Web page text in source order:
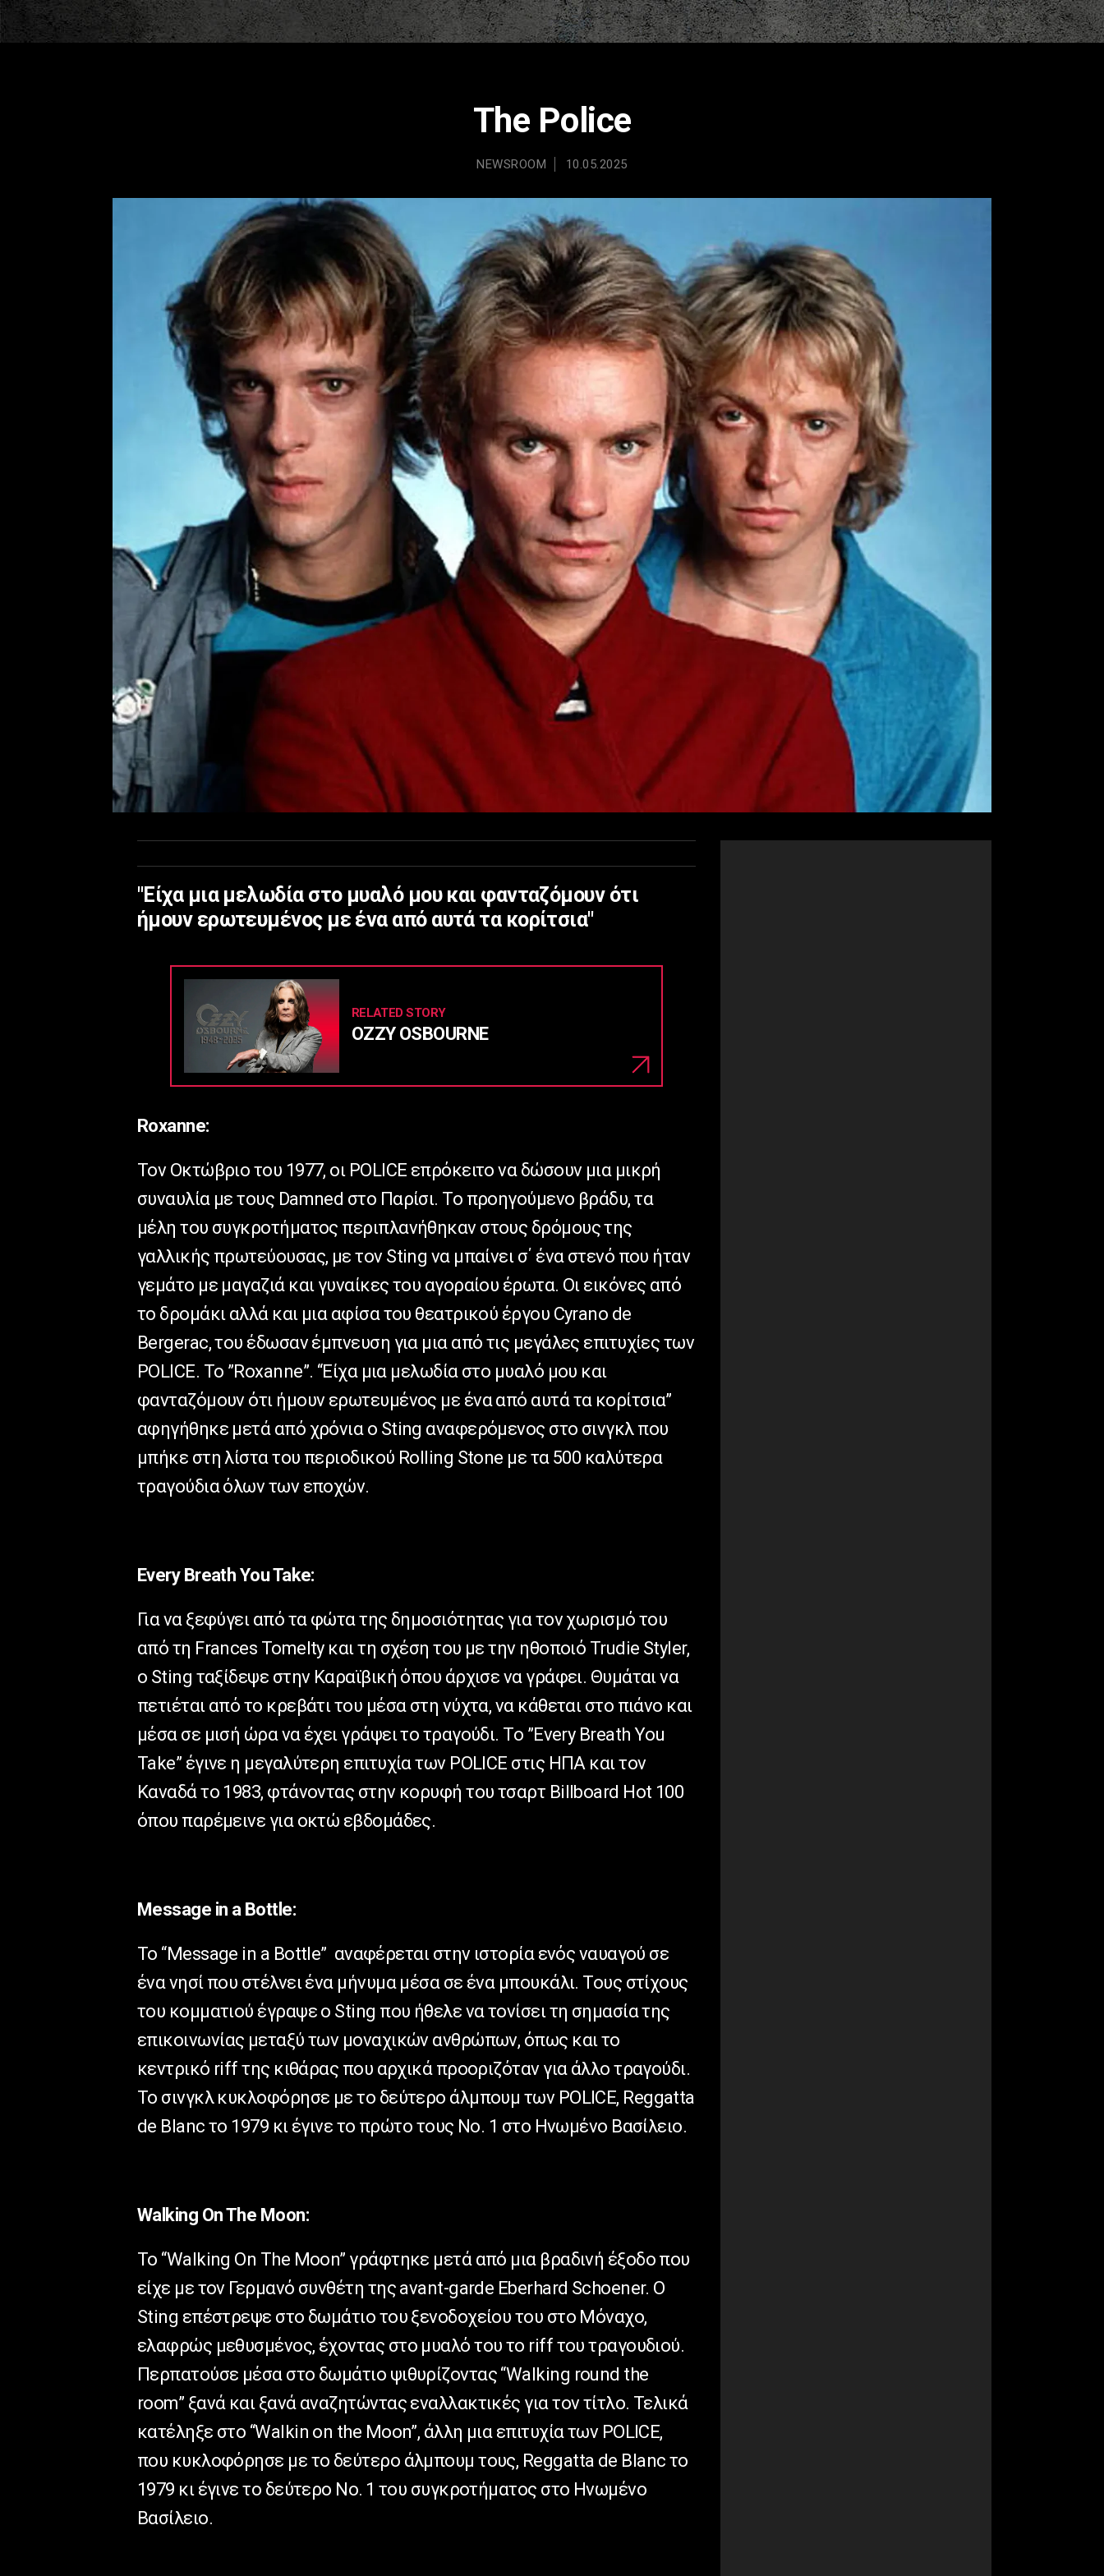
The Police
NEWSROOM 10.05.2025
"Είχα μια μελωδία στο μυαλό μου και φανταζόμουν ότι
ήμουν ερωτευμένος με ένα από αυτά τα κορίτσια"
RELATED STORY
OZZY OSBOURNE
Roxanne:
Τον Οκτώβριο του 1977, οι POLICE επρόκειτο να δώσουν μια μικρή
συναυλία με τους Damned στο Παρίσι. Το προηγούμενο βράδυ, τα
μέλη του συγκροτήματος περιπλανήθηκαν στους δρόμους της
γαλλικής πρωτεύουσας, με τον Sting να μπαίνει σ΄ ένα στενό που ήταν
γεμάτο με μαγαζιά και γυναίκες του αγοραίου έρωτα. Οι εικόνες από
το δρομάκι αλλά και μια αφίσα του θεατρικού έργου Cyrano de
Bergerac, του έδωσαν έμπνευση για μια από τις μεγάλες επιτυχίες των
POLICE. Το ”Roxanne”. “Είχα μια μελωδία στο μυαλό μου και
φανταζόμουν ότι ήμουν ερωτευμένος με ένα από αυτά τα κορίτσια”
αφηγήθηκε μετά από χρόνια ο Sting αναφερόμενος στο σινγκλ που
μπήκε στη λίστα του περιοδικού Rolling Stone με τα 500 καλύτερα
τραγούδια όλων των εποχών.
Every Breath Υou Take:
Για να ξεφύγει από τα φώτα της δημοσιότητας για τον χωρισμό του
από τη Frances Tomelty και τη σχέση του με την ηθοποιό Trudie Styler,
ο Sting ταξίδεψε στην Καραϊβική όπου άρχισε να γράφει. Θυμάται να
πετιέται από το κρεβάτι του μέσα στη νύχτα, να κάθεται στο πιάνο και
μέσα σε μισή ώρα να έχει γράψει το τραγούδι. Το ”Every Breath Υou
Take” έγινε η μεγαλύτερη επιτυχία των POLICE στις ΗΠΑ και τον
Καναδά το 1983, φτάνοντας στην κορυφή του τσαρτ Billboard Hot 100
όπου παρέμεινε για οκτώ εβδομάδες.
Message in a Bottle:
Το “Message in a Bottle” αναφέρεται στην ιστορία ενός ναυαγού σε
ένα νησί που στέλνει ένα μήνυμα μέσα σε ένα μπουκάλι. Τους στίχους
του κομματιού έγραψε ο Sting που ήθελε να τονίσει τη σημασία της
επικοινωνίας μεταξύ των μοναχικών ανθρώπων, όπως και το
κεντρικό riff της κιθάρας που αρχικά προοριζόταν για άλλο τραγούδι.
Το σινγκλ κυκλοφόρησε με το δεύτερο άλμπουμ των POLICE, Reggatta
de Blanc το 1979 κι έγινε το πρώτο τους Νο. 1 στο Ηνωμένο Βασίλειο.
Walking On The Moon:
Το “Walking On The Moon” γράφτηκε μετά από μια βραδινή έξοδο που
είχε με τον Γερμανό συνθέτη της avant-garde Eberhard Schoener. O
Sting επέστρεψε στο δωμάτιο του ξενοδοχείου του στο Μόναχο,
ελαφρώς μεθυσμένος, έχοντας στο μυαλό του το riff του τραγουδιού.
Περπατούσε μέσα στο δωμάτιο ψιθυρίζοντας “Walking round the
room” ξανά και ξανά αναζητώντας εναλλακτικές για τον τίτλο. Τελικά
κατέληξε στο “Walkin on the Moon”, άλλη μια επιτυχία των POLICE,
που κυκλοφόρησε με το δεύτερο άλμπουμ τους, Reggatta de Blanc το
1979 κι έγινε το δεύτερο No. 1 του συγκροτήματος στο Ηνωμένο
Βασίλειο.